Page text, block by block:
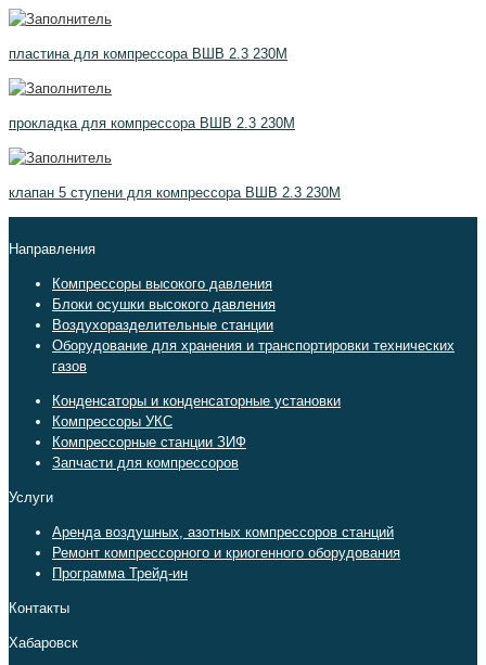
пластина для компрессора ВШВ 2.3 230М
прокладка для компрессора ВШВ 2.3 230М
клапан 5 ступени для компрессора ВШВ 2.3 230М
Направления
Компрессоры высокого давления
Блоки осушки высокого давления
Воздухоразделительные станции
Оборудование для хранения и транспортировки технических
газов
Конденсаторы и конденсаторные установки
Компрессоры УКС
Компрессорные станции ЗИФ
Запчасти для компрессоров
Услуги
Аренда воздушных, азотных компрессоров станций
Ремонт компрессорного и криогенного оборудования
Программа Трейд-ин
Контакты
Хабаровск